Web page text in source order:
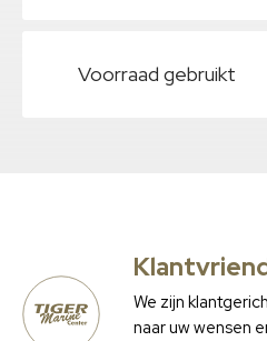
Voorraad gebruikt
We zijn
naar uw wensen